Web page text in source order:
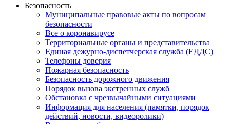
Безопасность
Муниципальные правовые акты по вопросам
безопасности
Все о коронавирусе
Территориальные органы и представительства
Единая дежурно-диспетчерская служба (ЕДДС)
Телефоны доверия
Пожарная безопасность
Безопасность дорожного движения
Порядок вызова экстренных служб
Обстановка с чрезвычайными ситуациями
Информация для населения (памятки, порядок
действий, новости, видеоролики)